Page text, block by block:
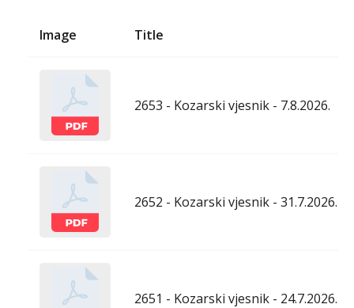
Image Title
2653 - Kozarski vjesnik - 7.8.2026.
2652 - Kozarski vjesnik - 31.7.2026.
2651 - Kozarski vjesnik - 24.7.2026.